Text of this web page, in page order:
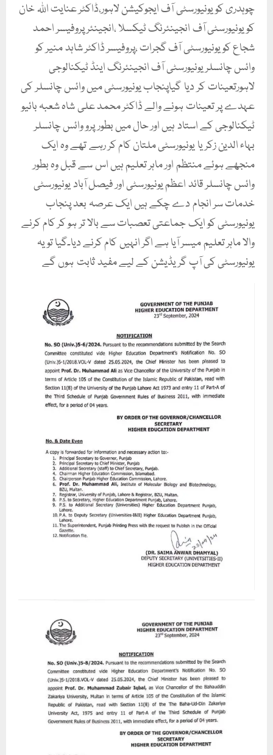
چوہدری کو یونیورسٹی آف ایجوکیشن لاہور،ڈاکٹر عنایت اللہ خان
کو یونیورسٹی آف انجینئرنگ ٹیکسلا ،انجینئر پروفیسر احمد
شجاع کو یونیورسٹی آف گجرات ،پروفیسر ڈاکٹر شاہد منیر کو
وائس چانسلر یونیورسٹی آف انجینئرنگ اینڈ ٹیکنالوجی
لاہورتعینات کر دیا گیاپنجاب یونیورسٹی میں وائس چانسلر کی
عہدے پر تعینات ہونے والے ڈاکٹر محمد علی شاہ شعبہ بائیو
ٹیکنالوجی کے استاد ہیں اور حال میں بطور پرو وائس چانسلر
بہاء الدین زکریا یونیورسٹی ملتان کام کر رہے تھے وہ ایک
منجھے ہوئے منتظم اور ماہر تعلیم ہیں اس سے قبل وہ بطور
وائس چانسلر قائد اعظم یونیورسٹی اور فیصل آباد یونیورسٹی
خدمات سر انجام دے چکے ہیں ایک عرصہ بعد پنجاب
یونیورسٹی کو ایک جماعتی تعصبات سے بالا تر ہو کر کام کرنے
والا ماہر تعلیم میسر آیا ہے اگر انہیں کام کرنے دیا۔گیا تو یہ
یونیورسٹی کی آپ گریڈیشن کے لیے مفید ثابت ہوں گے